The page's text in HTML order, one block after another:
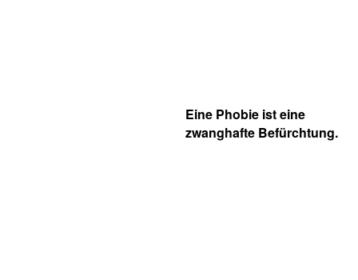
Eine Phobie ist eine
zwanghafte Befürchtung.